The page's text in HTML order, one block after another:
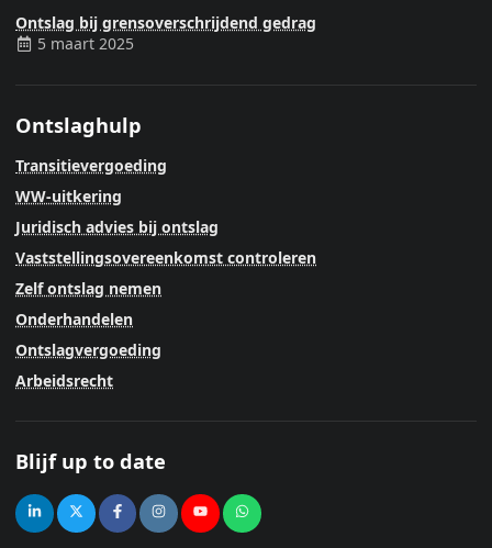
Ontslag bij grensoverschrijdend gedrag
5 maart 2025
Ontslaghulp
Transitievergoeding
WW-uitkering
Juridisch advies bij ontslag
Vaststellingsovereenkomst controleren
Zelf ontslag nemen
Onderhandelen
Ontslagvergoeding
Arbeidsrecht
Blijf up to date